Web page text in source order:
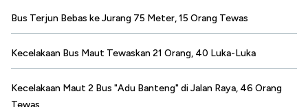
Bus Terjun Bebas ke Jurang 75 Meter, 15 Orang Tewas
Kecelakaan Bus Maut Tewaskan 21 Orang, 40 Luka-Luka
Kecelakaan Maut 2 Bus "Adu Banteng" di Jalan Raya, 46 Orang